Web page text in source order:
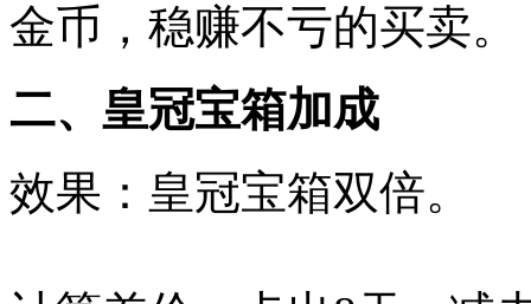
金币，稳赚不亏的买卖。
二、皇冠宝箱加成
效果：皇冠宝箱双倍。